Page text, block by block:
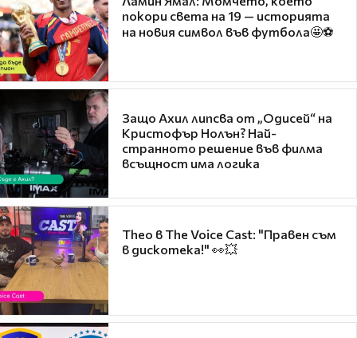
покори света на 19 — историята
на новия символ във футбола🤩⚽
Защо Ахил липсва от „Одисей“ на
Кристофър Нолън? Най-
странното решение във филма
всъщност има логика
Theo в The Voice Cast: "Правен съм
в дискотека!" 👀💥